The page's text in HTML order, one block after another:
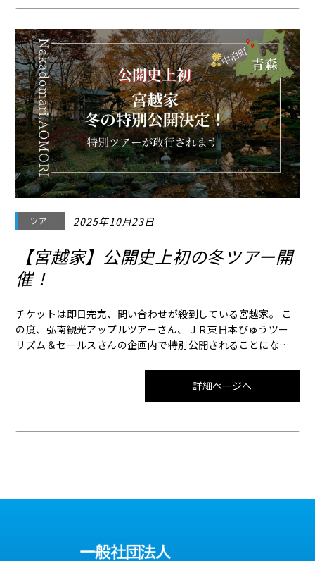
ツアー 2025年10月23日
【宮越家】公開史上初の冬ツアー開
催！
チケットは即日完売、問い合わせが殺到している宮越家。 こ
の度、弘南観光アップルツアーさん、ＪＲ東日本びゅうツー
リズム＆セールスさんの企画内で特別公開されることになり
の記憶に残る旅になるはず。 詳細は各社様の予約ページより
ご覧くださいませ。 ┏・・・・・・・・・・・┓ 概要 ※
詳細ページへ